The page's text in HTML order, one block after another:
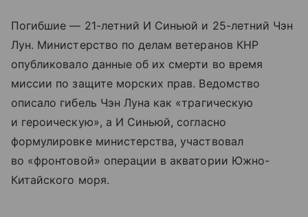
Погибшие — 21-летний И Синьюй и 25-летний Чэн
Лун. Министерство по делам ветеранов КНР
опубликовало данные об их смерти во время
миссии по защите морских прав. Ведомство
описало гибель Чэн Луна как «трагическую
и героическую», а И Синьюй, согласно
формулировке министерства, участвовал
во «фронтовой» операции в акватории Южно-
Китайского моря.